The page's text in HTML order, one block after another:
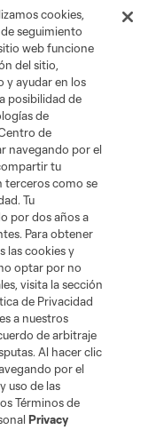
Cookies Settings
name and shield are
(“MLS”). The names
law trademarks of
Any unauthorized use
cookies,
seguimiento
web funcione
del sitio,
y ayudar en los
posibilidad de
de
de
navegando por el
tu
terceros como se
Tu
por dos años a
Para obtener
las cookies y
optar por no
visita la sección
de Privacidad
a nuestros
de arbitraje
Al hacer clic
por el
uso de las
Términos de
Privacy